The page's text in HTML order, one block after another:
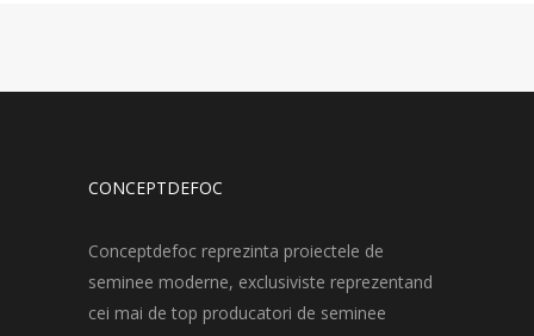
CONCEPTDEFOC
Conceptdefoc reprezinta proiectele de
seminee moderne, exclusiviste reprezentand
cei mai de top producatori de seminee